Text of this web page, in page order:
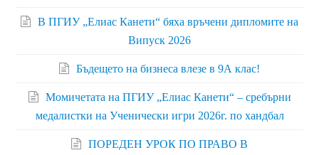
В ПГИУ „Елиас Канети“ бяха връчени дипломите на
Випуск 2026
Бъдещето на бизнеса влезе в 9А клас!
Момичетата на ПГИУ „Елиас Канети“ – сребърни
медалистки на Ученически игри 2026г. по хандбал
ПОРЕДЕН УРОК ПО ПРАВО В